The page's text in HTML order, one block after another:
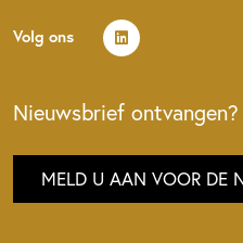
Volg ons
Nieuwsbrief ontvangen?
MELD U AAN VOOR DE